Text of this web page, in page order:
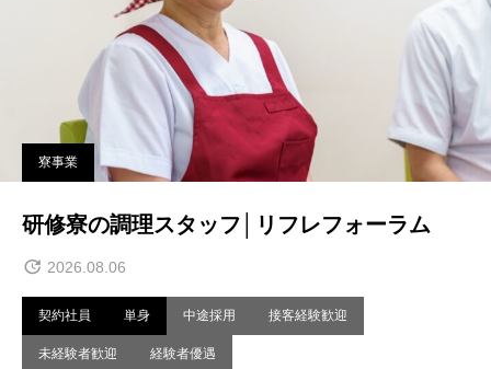
寮事業
研修寮の調理スタッフ│リフレフォーラム
2026.08.06
契約社員 単身 中途採用 接客経験歓迎
未経験者歓迎 経験者優遇